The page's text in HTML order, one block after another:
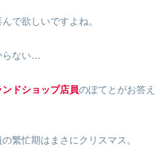
で欲しいですよね。
らない…
ンドショップ店員のぽてとがお答え
繁忙期はまさにクリスマス。